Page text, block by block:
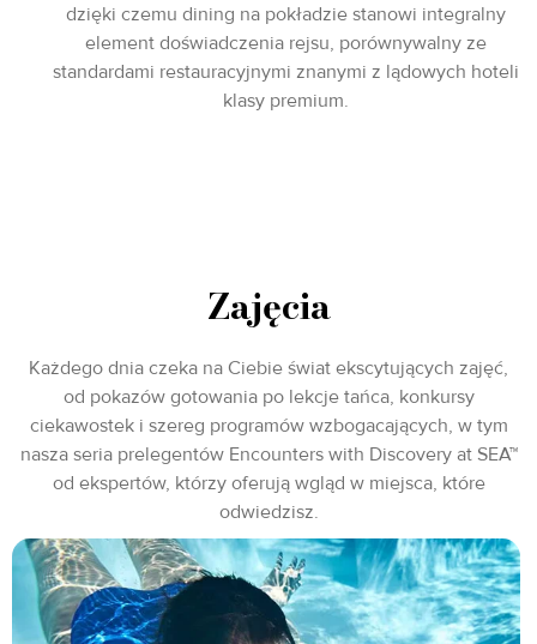
dzięki czemu dining na pokładzie stanowi integralny
element doświadczenia rejsu, porównywalny ze
standardami restauracyjnymi znanymi z lądowych hoteli
klasy premium.
Zajęcia
Każdego dnia czeka na Ciebie świat ekscytujących zajęć,
od pokazów gotowania po lekcje tańca, konkursy
ciekawostek i szereg programów wzbogacających, w tym
nasza seria prelegentów Encounters with Discovery at SEA™
od ekspertów, którzy oferują wgląd w miejsca, które
odwiedzisz.